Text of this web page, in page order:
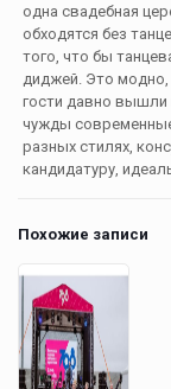
одна свадебная
обходятся без
того, что бы
диджей. Это модно,
гости давно вышли
чужды
разных стилях,
кандидатуру,
Похожие записи